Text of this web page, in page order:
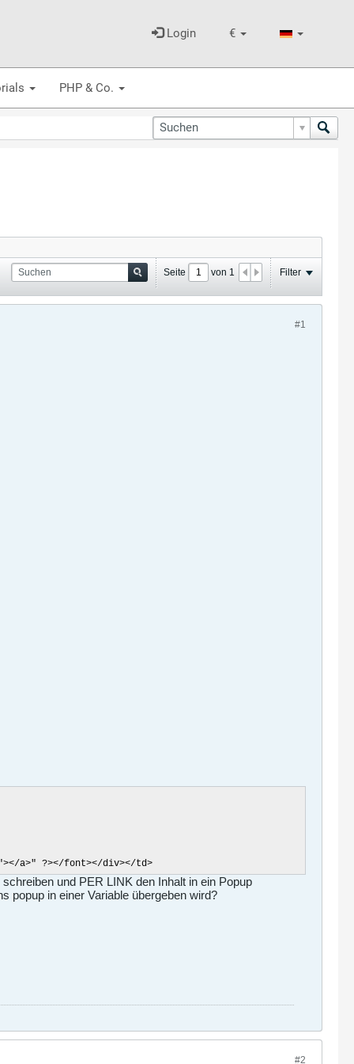
€
Login
PHP & Co.
Seite von 1 Filter
#1
font></div></td>
und PER LINK den Inhalt in ein Popup
popup in einer Variable übergeben wird?
#2